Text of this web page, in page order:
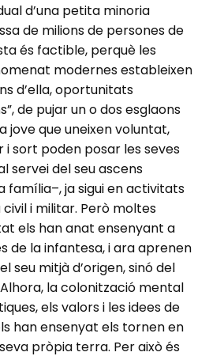
d’una petita minoria
de milions de persones de
és factible, perquè les
modernes estableixen
d’ella, oportunitats
de pujar un o dos esglaons
jove que uneixen voluntat,
sort poden posar les seves
servei del seu ascens
família–, ja sigui en activitats
i militar. Però moltes
els han anat ensenyant a
de la infantesa, i ara aprenen
seu mitjà d’origen, sinó del
la colonització mental
els valors i les idees de
han ensenyat els tornen en
pròpia terra. Per això és